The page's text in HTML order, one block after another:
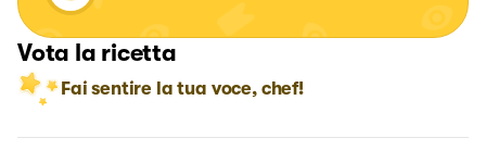
Vota la ricetta
Fai sentire la tua voce, chef!